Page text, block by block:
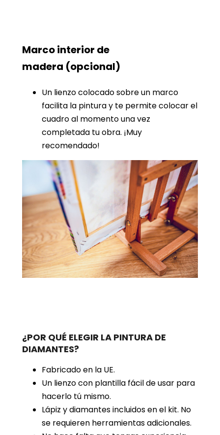
Marco interior de
madera (opcional)
Un lienzo colocado sobre un marco
facilita la pintura y te permite colocar el
cuadro al momento una vez
completada tu obra. ¡Muy
recomendado!
¿POR QUÉ ELEGIR LA PINTURA DE
DIAMANTES?
Fabricado en la UE.
Un lienzo con plantilla fácil de usar para
hacerlo tú mismo.
Lápiz y diamantes incluidos en el kit. No
se requieren herramientas adicionales.